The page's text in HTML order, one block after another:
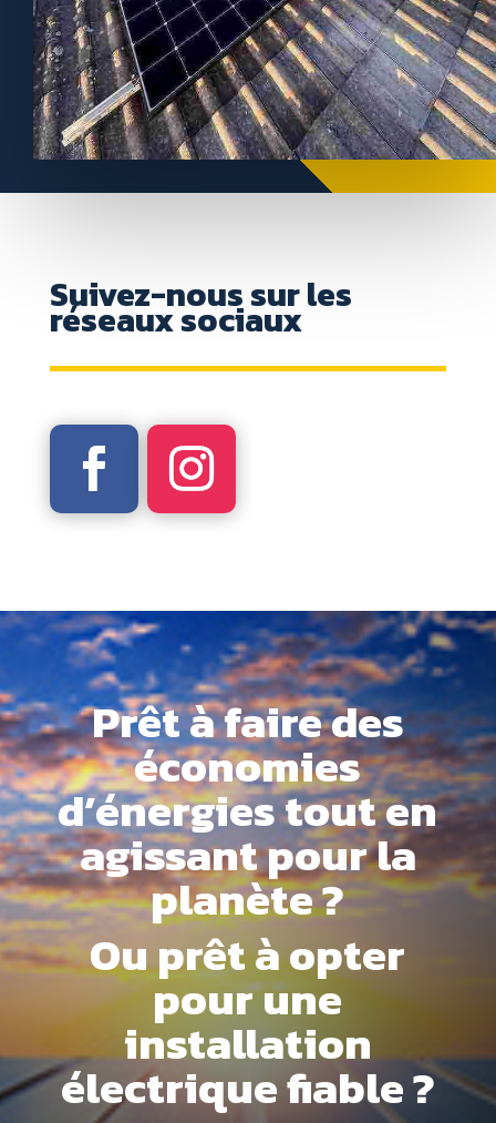
Suivez-nous sur les
réseaux sociaux
Prêt à faire des
économies
d’énergies tout en
agissant pour la
planète ?
Ou prêt à opter
pour une
installation
électrique fiable ?